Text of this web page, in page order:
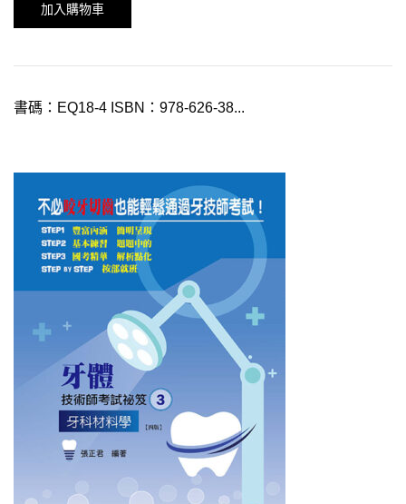
加入購物車
書碼：EQ18-4 ISBN：978-626-38...